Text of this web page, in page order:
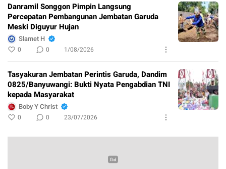
Danramil Songgon Pimpin Langsung
Percepatan Pembangunan Jembatan Garuda
Meski Diguyur Hujan
Slamet H
0 0 1/08/2026
Tasyakuran Jembatan Perintis Garuda, Dandim
0825/Banyuwangi: Bukti Nyata Pengabdian TNI
kepada Masyarakat
Boby Y Christ
0 0 23/07/2026